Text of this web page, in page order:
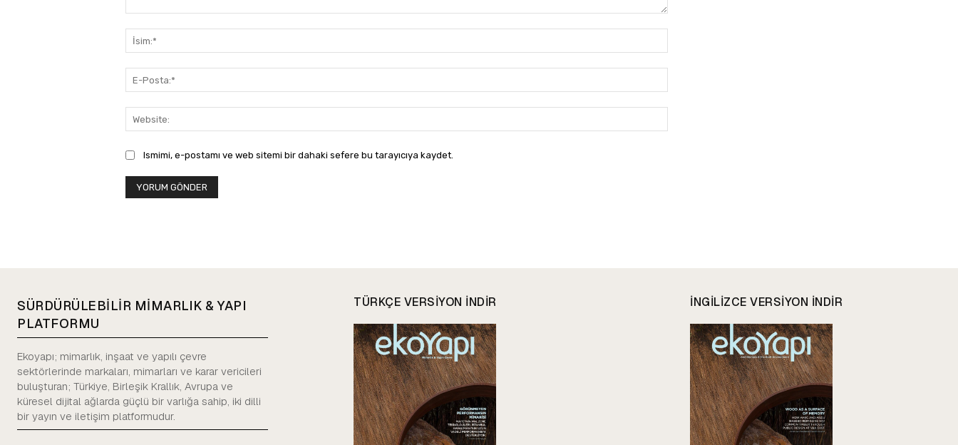
Posta:*
Ismimi, e-postamı ve web sitemi bir dahaki sefere bu tarayıcıya kaydet.
SÜRDÜRÜLEBİLİR MİMARLIK & YAPI
PLATFORMU
Ekoyapı; mimarlık, inşaat ve yapılı çevre
sektörlerinde markaları, mimarları ve karar vericileri
buluşturan; Türkiye, Birleşik Krallık, Avrupa ve
küresel dijital ağlarda güçlü bir varlığa sahip, iki dilli
bir yayın ve iletişim platformudur.
TÜRKÇE VERSIYON INDIR INGILIZCE VERSIYON INDIR